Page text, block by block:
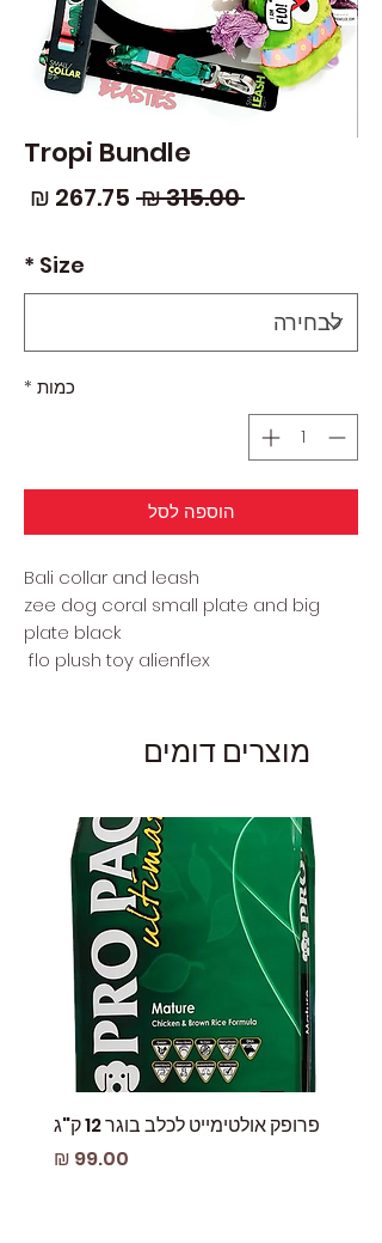
Tropi Bundle
‏315.00 ‏₪
מחיר
Size
*
כמות *
הוספה לסל
Bali collar and leash
zee dog coral small plate and big
plate black
flo plush toy alienflex
מוצרים דומים
פרופק אולטימייט לכלב בוגר 12 ק"ג
מחיר